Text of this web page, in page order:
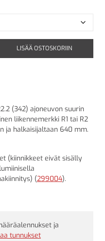
sallittu korkeus - 2,0
LISÄÄ OSTOSKORIIN
(342) ajoneuvon suurin
liikennemerkki R1 tai R2
ja halkaisijaltaan 640 mm.
(kiinnikkeet eivät sisälly
(299004).
ja
tunnukset